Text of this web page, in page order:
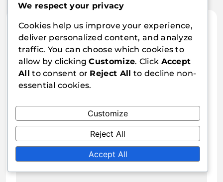
Leave a Reply
Your email address will not be published.
Required fields are marked *
We respect your privacy
Cookies help us improve your experience,
deliver personalized content, and analyze
traffic. You can choose which cookies to
allow by clickingCustomize. Click Accept
All to consent or Reject All to decline non-
essential cookies.
Customize
Reject All
Accept All